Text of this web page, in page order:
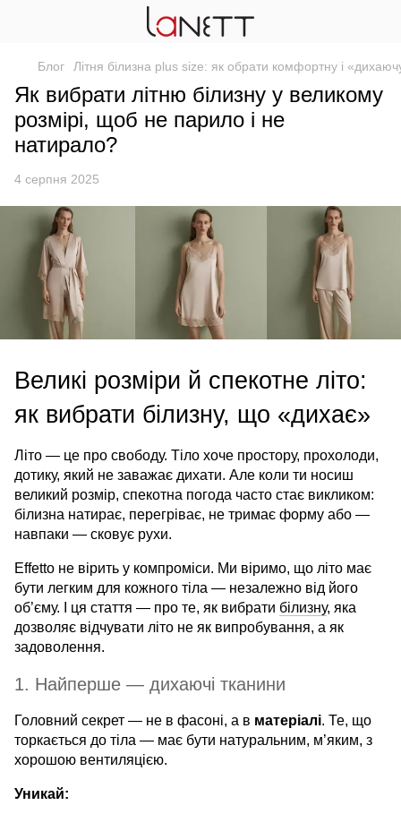
Блог Літня білизна plus size: як обрати комфортну і
Як вибрати літню білизну у великому
розмірі, щоб не парило і не
натирало?
4 серпня 2025
Великі розміри й спекотне літо:
як вибрати білизну, що «дихає»
Літо — це про свободу. Тіло хоче простору, прохолоди,
дотику, який не заважає дихати. Але коли ти носиш
великий розмір, спекотна погода часто стає викликом:
білизна натирає, перегріває, не тримає форму або —
навпаки — сковує рухи.
Effetto не вірить у компроміси. Ми віримо, що літо має
бути легким для кожного тіла — незалежно від його
об’єму. І ця стаття — про те, як вибрати білизну, яка
дозволяє відчувати літо не як випробування, а як
задоволення.
1. Найперше — дихаючі тканини
Головний секрет — не в фасоні, а в матеріалі. Те, що
торкається до тіла — має бути натуральним, м’яким, з
хорошою вентиляцією.
Уникай: